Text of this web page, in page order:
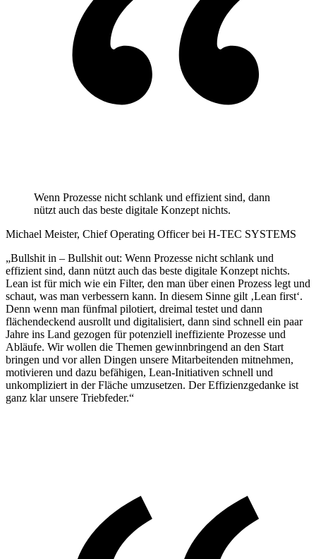
Wenn Prozesse nicht schlank und effizient sind, dann
nützt auch das beste digitale Konzept nichts.
Michael Meister, Chief Operating Officer bei H-TEC SYSTEMS
„Bullshit in – Bullshit out: Wenn Prozesse nicht schlank und
effizient sind, dann nützt auch das beste digitale Konzept nichts.
Lean ist für mich wie ein Filter, den man über einen Prozess legt und
schaut, was man verbessern kann. In diesem Sinne gilt ‚Lean first‘.
Denn wenn man fünfmal pilotiert, dreimal testet und dann
flächendeckend ausrollt und digitalisiert, dann sind schnell ein paar
Jahre ins Land gezogen für potenziell ineffiziente Prozesse und
Abläufe. Wir wollen die Themen gewinnbringend an den Start
bringen und vor allen Dingen unsere Mitarbeitenden mitnehmen,
motivieren und dazu befähigen, Lean-Initiativen schnell und
unkompliziert in der Fläche umzusetzen. Der Effizienzgedanke ist
ganz klar unsere Triebfeder.“